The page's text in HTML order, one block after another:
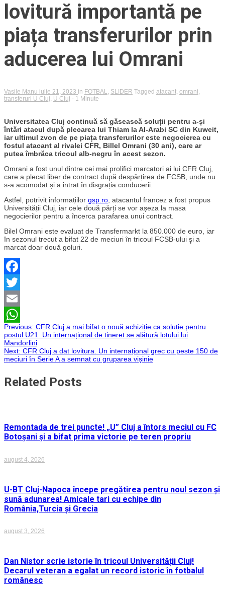
lovitură importantă pe
piața transferurilor prin
aducerea lui Omrani
Vasile Manu iulie 21, 2023 in FOTBAL SLIDER Tagged atacant omrani
transferuri U Cluj U Cluj - 1 Minute
Universitatea Cluj continuă să găsească soluții pentru a-și
întări atacul după plecarea lui Thiam la Al-Arabi SC din Kuweit,
iar ultimul zvon de pe piața transferurilor este negocierea cu
fostul atacant al rivalei CFR, Billel Omrani (30 ani), care ar
putea îmbrăca tricoul alb-negru în acest sezon.
Omrani a fost unul dintre cei mai prolifici marcatori ai lui CFR Cluj,
care a plecat liber de contract după despărțirea de FCSB, unde nu
s-a acomodat și a intrat în disgrația conducerii.
Astfel, potrivit informațiilor gsp.ro , atacantul francez a fost propus
Universității Cluj, iar cele două părți se vor așeza la masa
negocierilor pentru a încerca parafarea unui contract.
Bilel Omrani este evaluat de Transfermarkt la 850.000 de euro, iar
în sezonul trecut a bifat 22 de meciuri în tricoul FCSB-ului şi a
marcat doar două goluri.
Facebook
Twitter
Email
WhatsApp
Navigare
în
Previous: CFR Cluj a mai bifat o nouă achiziție ca soluție pentru
postul U21. Un internațional de tineret se alătură lotului lui
Mandorlini
Next: CFR Cluj a dat lovitura. Un internațional grec cu peste 150 de
meciuri în Serie A a semnat cu gruparea vișinie
Related Posts
Remontada de trei puncte! „U” Cluj a întors meciul cu FC
Botoșani și a bifat prima victorie pe teren propriu
august 4, 2026
U-BT Cluj-Napoca începe pregătirea pentru noul sezon și
sună adunarea! Amicale tari cu echipe din
România,Turcia și Grecia
august 3, 2026
Dan Nistor scrie istorie în tricoul Universității Cluj!
Decarul veteran a egalat un record istoric în fotbalul
românesc